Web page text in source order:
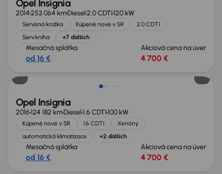
Opel Insignia
2014253 064 kmDiesel2.0 CDTI120 kW
Servisná knižka Kúpené nové v SR
2.0 CDTI
Serv.kniha
+7 ďalších
Mesačná splátka
od 16 €
Akciová cena na úver
4 700 €
Opel Insignia
2016124 182 kmDiesel1.6 CDTI100 kW
Kúpené nové v SR 1.6 CDTI
Xenóny
automatická klimatizace
+2 ďalších
Mesačná splátka
od 16 €
Akciová cena na úver
4 700 €